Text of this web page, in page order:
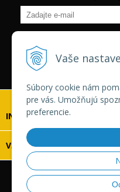
Vaše
Súbory cookie nám
pre vás. Umožňujú
preferencie.
zľavách na vybrané produkty.
zákazníkov.
INFOLINKA
VŠETKO O NÁKUPE
© 2026 Vaskonaradie.sk